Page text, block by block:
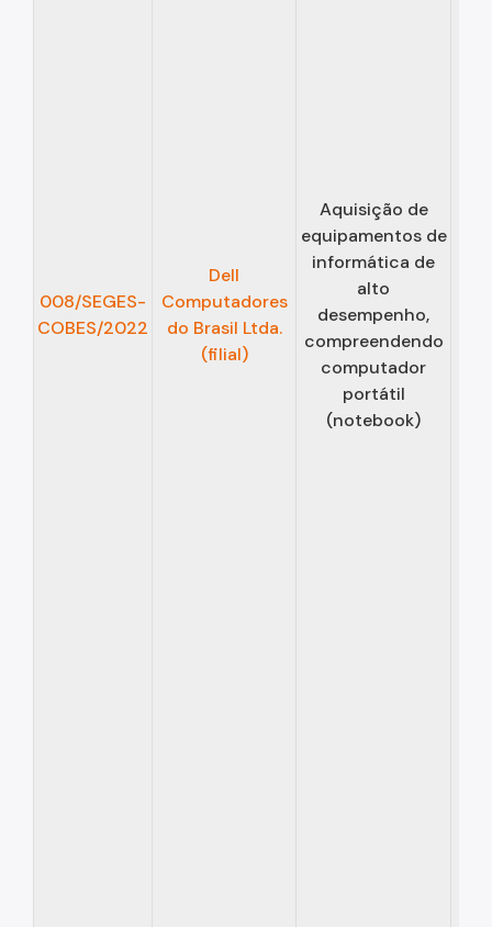
008/SEGES-
COBES/2022
Dell
Computadores
do Brasil Ltda.
(filial)
Aquisição de
equipamentos de
informática de
alto
desempenho,
compreendendo
computador
portátil
(notebook)